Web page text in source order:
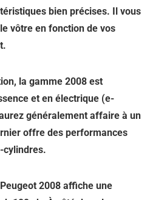
bien précises. Il vous
vôtre en fonction de vos
la gamme 2008 est
et en électrique (e-
généralement affaire à un
offre des performances
cylindres.
2008 affiche une